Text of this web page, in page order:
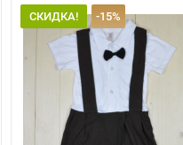
СКИДКА! -15%